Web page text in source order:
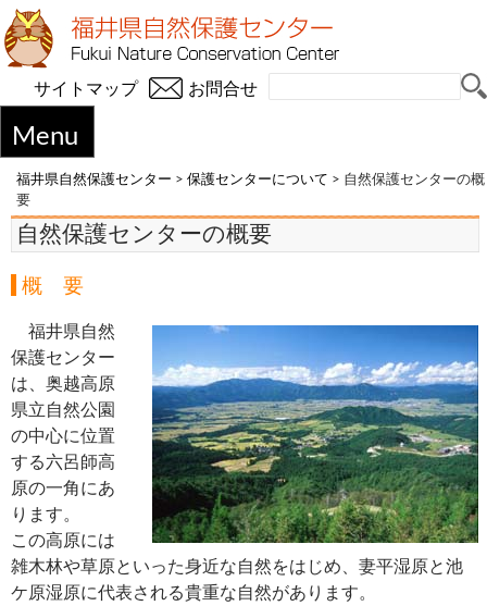
お問合せ
サイトマップ
Menu
福井県自然保護センター > 保護センターについて > 自然保護センターの概
要
自然保護センターの概要
概 要
福井県自然
保護センター
は、奥越高原
県立自然公園
の中心に位置
する六呂師高
原の一角にあ
ります。
この高原には
雑木林や草原といった身近な自然をはじめ、妻平湿原と池
ケ原湿原に代表される貴重な自然があります。